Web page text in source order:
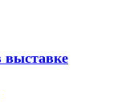
выставке